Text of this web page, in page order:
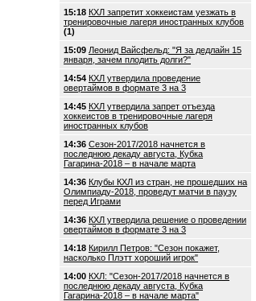
15:18 КХЛ запретит хоккеистам уезжать в
тренировочные лагеря иностранных клубов
(1)
15:09 Леонид Вайсфельд: "Я за дедлайн 15
января, зачем плодить долги?"
14:54 КХЛ утвердила проведение
овертаймов в формате 3 на 3
14:45 КХЛ утвердила запрет отъезда
хоккеистов в тренировочные лагеря
иностранных клубов
14:36 Сезон-2017/2018 начнется в
последнюю декаду августа, Кубка
Гагарина-2018 – в начале марта
14:36 Клубы КХЛ из стран, не прошедших на
Олимпиаду-2018, проведут матчи в паузу
перед Играми
14:36 КХЛ утвердила решение о проведении
овертаймов в формате 3 на 3
14:18 Кирилл Петров: "Сезон покажет,
насколько Плэтт хороший игрок"
14:00 КХЛ: "Сезон-2017/2018 начнется в
последнюю декаду августа, Кубка
Гагарина-2018 – в начале марта"